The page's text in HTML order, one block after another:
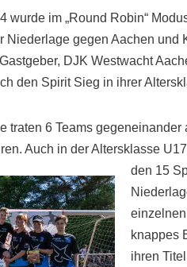
wurde im „Round Robin“
Niederlage gegen Aachen
DJK Westwacht
den Spirit Sieg in ihrer
traten 6 Teams
Auch in der Altersklasse
den 15
knappes
ihren